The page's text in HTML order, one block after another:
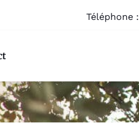
Téléphone :